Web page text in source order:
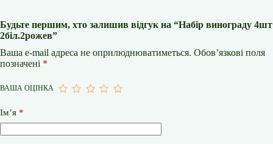
Будьте першим, хто залишив відгук на “Набір винограду 4шт
2біл.2рожев”
Ваша e-mail адреса не оприлюднюватиметься. Обов’язкові поля
позначені *
ВАША ОЦІНКА
Ім’я *